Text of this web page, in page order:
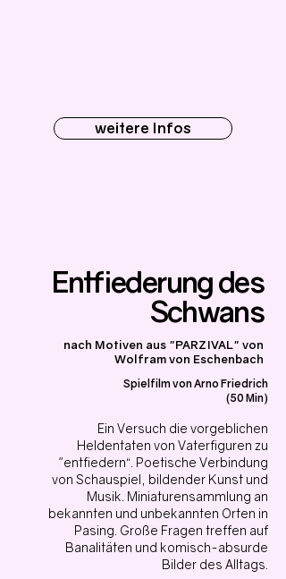
weitere Infos
Entfiederung des
Schwans
nach Motiven aus "PARZIVAL" von
Wolfram von Eschenbach
Spielfilm von Arno Friedrich
(50 Min)
Ein Versuch die vorgeblichen
Heldentaten von Vaterfiguren zu
"entfiedern“. Poetische Verbindung
von Schauspiel, bildender Kunst und
Musik. Miniaturensammlung an
bekannten und unbekannten Orten in
Pasing. Große Fragen treffen auf
Banalitäten und komisch-absurde
Bilder des Alltags.